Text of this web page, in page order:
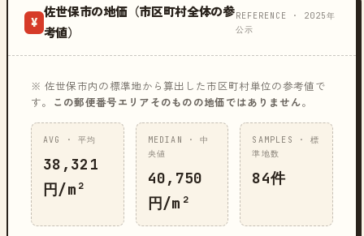
¥
佐世保市の地価（市区町村全体の参
考値）
REFERENCE · 2025年
公示
※ 佐世保市内の標準地から算出した市区町村単位の参考値で
す。
この郵便番号エリアそのものの地価ではありません。
AVG · 平均
38,321
円/m²
MEDIAN · 中
央値
40,750
円/m²
SAMPLES · 標
準地数
84件